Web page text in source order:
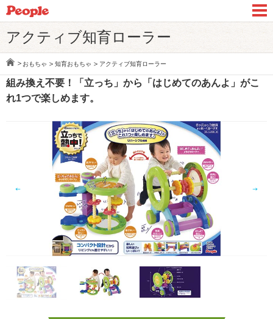
アクティブ知育ローラー
おもちゃ 知育おもちゃ アクティブ知育ローラー
組み換え不要！「立っち」から「はじめてのあんよ」がこ
れ1つで楽しめます。